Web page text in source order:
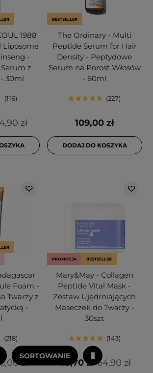
1988
Liposome
-
z
30ml
116
zł
BESTSELLER
The Ordinary - Multi
Peptide Serum for Hair
Density - Peptydowe
Serum na Porost Włosów
- 60ml
227
109,00 zł
DODAJ DO KOSZYKA
Foam -
Twarzy z
-
218
zł
PROMOCJA BESTSELLER
Mary&May - Collagen
Peptide Vital Mask -
Zestaw Ujędrniających
Maseczek do Twarzy -
30szt
143
64,90 zł
48,70 zł
SORTOWANIE